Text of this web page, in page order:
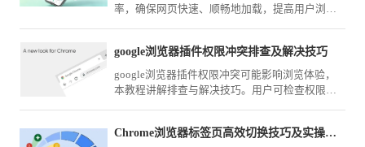
率，确保网页快速、顺畅地加载，提高用户浏览
google浏览器插件权限冲突排查及解决技巧
google浏览器插件权限冲突可能影响浏览体验，
本教程讲解排查与解决技巧。用户可检查权限设
Chrome浏览器标签页高效切换技巧及实操经验